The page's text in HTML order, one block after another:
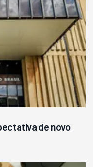
de novo